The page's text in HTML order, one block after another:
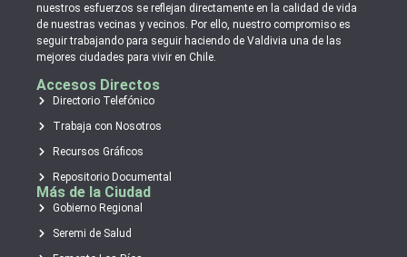
nuestros esfuerzos se reflejan directamente en la calidad de vida
de nuestras vecinas y vecinos. Por ello, nuestro compromiso es
seguir trabajando para seguir haciendo de Valdivia una de las
mejores ciudades para vivir en Chile.
Accesos Directos
Directorio Telefónico
Trabaja con Nosotros
Recursos Gráficos
Repositorio Documental
Más de la Ciudad
Gobierno Regional
Seremi de Salud